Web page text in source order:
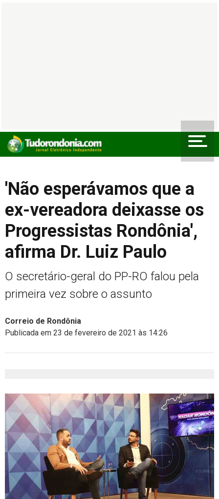
'Não esperávamos que a
ex-vereadora deixasse os
Progressistas Rondônia',
afirma Dr. Luiz Paulo
O secretário-geral do PP-RO falou pela
primeira vez sobre o assunto
Correio de Rondônia
Publicada em 23 de fevereiro de 2021 às 14:26